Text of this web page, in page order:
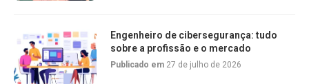
Engenheiro de cibersegurança: tudo
sobre a profissão e o mercado
Publicado em 27 de julho de 2026